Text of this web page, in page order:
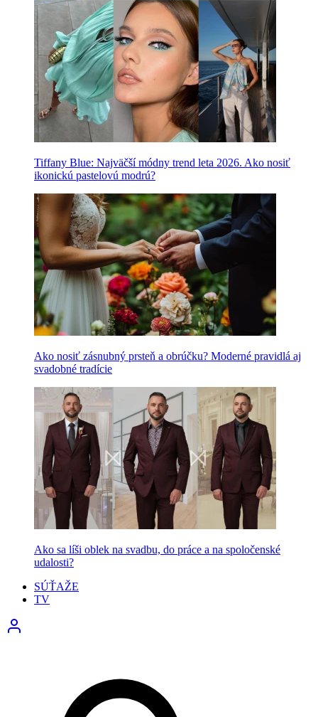
Tiffany Blue: Najväčší módny trend leta 2026. Ako nosiť
ikonickú pastelovú modrú?
Ako nosiť zásnubný prsteň a obrúčku? Moderné pravidlá aj
svadobné tradície
Ako sa líši oblek na svadbu, do práce a na spoločenské
udalosti?
SÚŤAŽE
TV